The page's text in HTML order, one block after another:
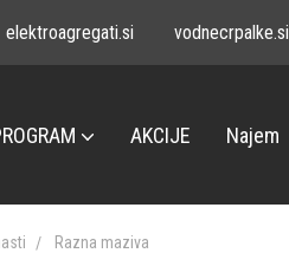
elektroagregati.si vodnecrpalke.si
AKCIJE Najem
Razna maziva